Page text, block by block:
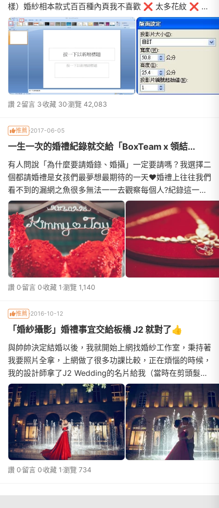
樣）婚紗相本款式百百種內頁我不喜歡 ❌ 太多花紋 ❌ 浮
水印 ❌ 英文詞彙 ❌也許不豐富，也許太過於單調，不過
我就是喜歡簡簡單單 ?十年後拿出來也不會覺得『天啊！這
是那個年代的美感 ? 』回歸正傳，個人覺得每一家婚紗
店，排版就像套公式一樣～ ?強迫症新娘 ? 堅持自己排排看
我選擇相簿款式『方形
讚 2留言 3 收藏 30瀏覽 42,083
推薦 2017-06-05
一生一次的婚禮紀錄就交給「BoxTeam x 領結...
有人問說「為什麼要請婚錄、婚攝」一定要請嗎？我選擇二
個都請婚禮是女孩們最夢想最期待的一天❤️婚禮上往往我們
看不到的漏網之魚很多無法一一去觀察每個人?紀錄這一切
不只能讓我們看到的更多當我們看著那些照片的時候還能回
想起當下所發生的過程但沒有好的紀錄就沒有永恆的回憶
讚 0 留言 0 收藏 1 瀏覽 1,140
推薦 2016-10-12
「婚紗攝影」婚禮事宜交給板橋 J2 就對了👍
與帥帥決定結婚以後，我就開始上網找婚紗工作室，秉持著
我要照片全拿，上網做了很多功課比較，正在煩惱的時候，
我的設計師拿了J2 Wedding的名片給我（當時在剪頭髮
中），還說妳去看看不一定要簽約，因為自己喜歡比較重
要。 一踏進店裡，接待人員佳瑩很細心的講解包套內容，
帶我們參觀環境，試穿禮服還可以盡情地拍照，連道具都幫
妳準備好了，還指導妳姿勢要怎麼擺，讓你拍的夠～重點是
我們還沒有簽約啊！有哪一家工作室
讚 0 留言 0 收藏 1 瀏覽 734